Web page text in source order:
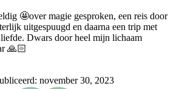
🤩over magie gesproken, een reis door
uitgespuugd en daarna een trip met
Dwars door heel mijn lichaam
🙏🏻
november 30, 2023